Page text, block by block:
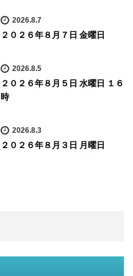
2026.8.7
２０２６年８月７日 金曜日
2026.8.5
２０２６年８月５日 水曜日 １６
時
2026.8.3
２０２６年８月３日 月曜日